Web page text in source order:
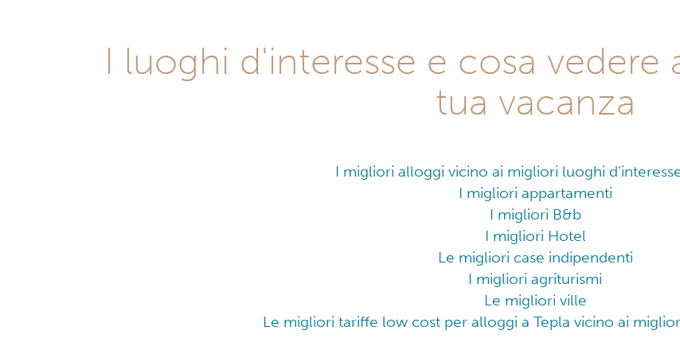
I luoghi d'interesse e cosa vedere
tua vacanza
I migliori alloggi vicino ai migliori luoghi
I migliori appartamenti
I migliori B&b
I migliori Hotel
Le migliori case indipendenti
I migliori agriturismi
Le migliori ville
Le migliori tariffe low cost per alloggi a Tepla vicino ai